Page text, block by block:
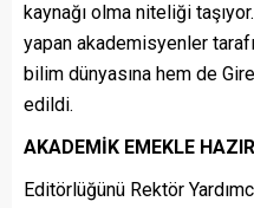
kaynağı olma niteliği
yapan akademisyenler
bilim dünyasına hem de
edildi.
AKADEMİK EMEKLE
Editörlüğünü Rektör